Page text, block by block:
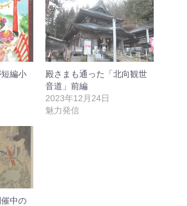
編小
殿さまも通った「北向観世
音道」前編
2023年12月24日
魅力発信
中の